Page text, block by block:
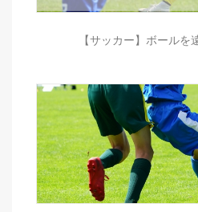
【サッカー】ボールを